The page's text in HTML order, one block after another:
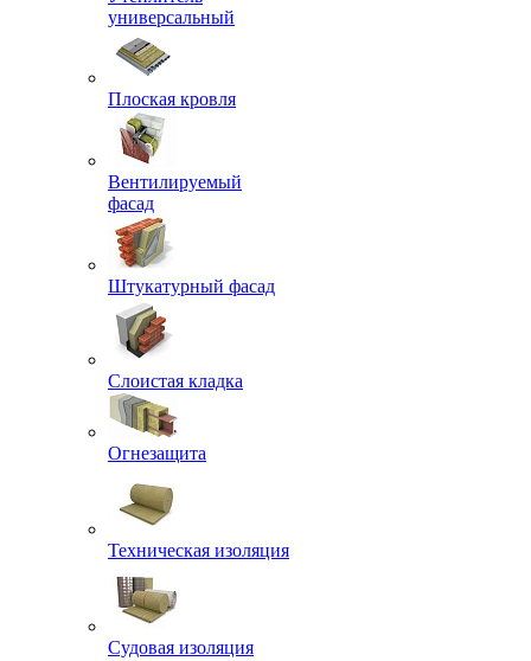
универсальный
Плоская кровля
Вентилируемый
фасад
Штукатурный фасад
Слоистая кладка
Огнезащита
Техническая изоляция
Судовая изоляция